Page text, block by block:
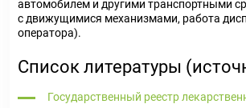
автомобилем и другими транспортными
с движущимися механизмами, работа
оператора).
Список литературы
Государственный реестр